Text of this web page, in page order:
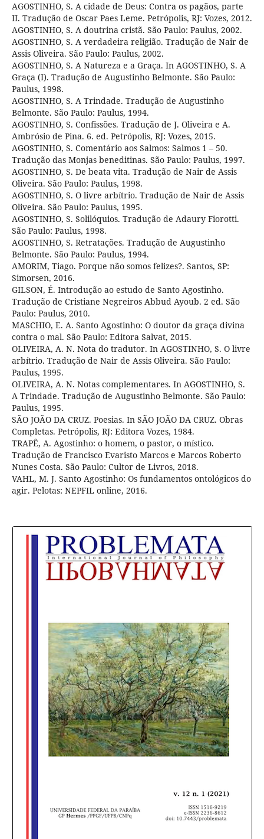
AGOSTINHO, S. A cidade de Deus: Contra os pagãos, parte
II. Tradução de Oscar Paes Leme. Petrópolis, RJ: Vozes, 2012.
AGOSTINHO, S. A doutrina cristã. São Paulo: Paulus, 2002.
AGOSTINHO, S. A verdadeira religião. Tradução de Nair de
Assis Oliveira. São Paulo: Paulus, 2002.
AGOSTINHO, S. A Natureza e a Graça. In AGOSTINHO, S. A
Graça (I). Tradução de Augustinho Belmonte. São Paulo:
Paulus, 1998.
AGOSTINHO, S. A Trindade. Tradução de Augustinho
Belmonte. São Paulo: Paulus, 1994.
AGOSTINHO, S. Confissões. Tradução de J. Oliveira e A.
Ambrósio de Pina. 6. ed. Petrópolis, RJ: Vozes, 2015.
AGOSTINHO, S. Comentário aos Salmos: Salmos 1 – 50.
Tradução das Monjas beneditinas. São Paulo: Paulus, 1997.
AGOSTINHO, S. De beata vita. Tradução de Nair de Assis
Oliveira. São Paulo: Paulus, 1998.
AGOSTINHO, S. O livre arbítrio. Tradução de Nair de Assis
Oliveira. São Paulo: Paulus, 1995.
AGOSTINHO, S. Solilóquios. Tradução de Adaury Fiorotti.
São Paulo: Paulus, 1998.
AGOSTINHO, S. Retratações. Tradução de Augustinho
Belmonte. São Paulo: Paulus, 1994.
AMORIM, Tiago. Porque não somos felizes?. Santos, SP:
Simorsen, 2016.
GILSON, É. Introdução ao estudo de Santo Agostinho.
Tradução de Cristiane Negreiros Abbud Ayoub. 2 ed. São
Paulo: Paulus, 2010.
MASCHIO, E. A. Santo Agostinho: O doutor da graça divina
contra o mal. São Paulo: Editora Salvat, 2015.
OLIVEIRA, A. N. Nota do tradutor. In AGOSTINHO, S. O livre
arbítrio. Tradução de Nair de Assis Oliveira. São Paulo:
Paulus, 1995.
OLIVEIRA, A. N. Notas complementares. In AGOSTINHO, S.
A Trindade. Tradução de Augustinho Belmonte. São Paulo:
Paulus, 1995.
SÃO JOÃO DA CRUZ. Poesias. In SÃO JOÃO DA CRUZ. Obras
Completas. Petrópolis, RJ: Editora Vozes, 1984.
TRAPÊ, A. Agostinho: o homem, o pastor, o místico.
Tradução de Francisco Evaristo Marcos e Marcos Roberto
Nunes Costa. São Paulo: Cultor de Livros, 2018.
VAHL, M. J. Santo Agostinho: Os fundamentos ontológicos do
agir. Pelotas: NEPFIL online, 2016.